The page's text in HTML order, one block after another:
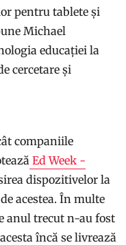
pentru tablete și
Michael
educației la
cercetare și
companiile
Ed Week -
dispozitivelor la
acestea. În multe
anul trecut n-au fost
încă se livrează